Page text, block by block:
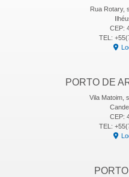
Rua Rotary,
CEP:
TEL:
PORTO DE
Vila Matoim,
CEP:
TEL: